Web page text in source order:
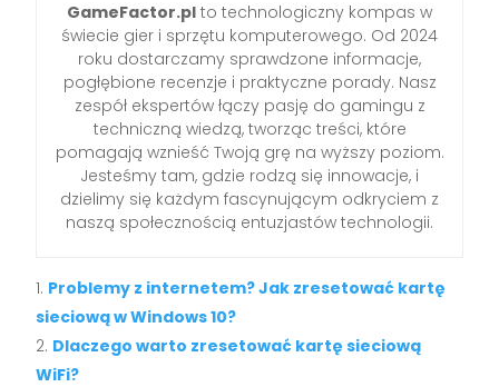
GameFactor.pl to technologiczny kompas w
świecie gier i sprzętu komputerowego. Od 2024
roku dostarczamy sprawdzone informacje,
pogłębione recenzje i praktyczne porady. Nasz
zespół ekspertów łączy pasję do gamingu z
techniczną wiedzą, tworząc treści, które
pomagają wznieść Twoją grę na wyższy poziom.
Jesteśmy tam, gdzie rodzą się innowacje, i
dzielimy się każdym fascynującym odkryciem z
naszą społecznością entuzjastów technologii.
Problemy z internetem? Jak zresetować kartę
sieciową w Windows 10?
Dlaczego warto zresetować kartę sieciową
WiFi?